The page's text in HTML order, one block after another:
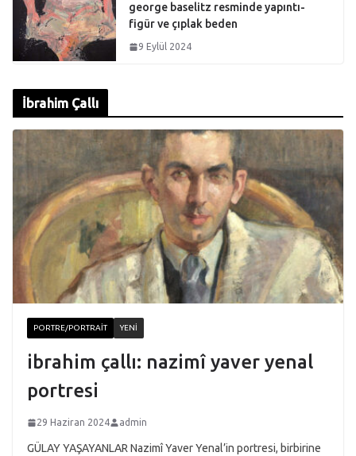
george baselitz resminde yapıntı-
figür ve çıplak beden
9 Eylül 2024
İbrahim Çallı
PORTRE/PORTRAIT YENI
ibrahim çallı: nazimî yaver yenal
portresi
29 Haziran 2024 admin
GÜLAY YAŞAYANLAR Nazimî Yaver Yenal’in portresi, birbirine